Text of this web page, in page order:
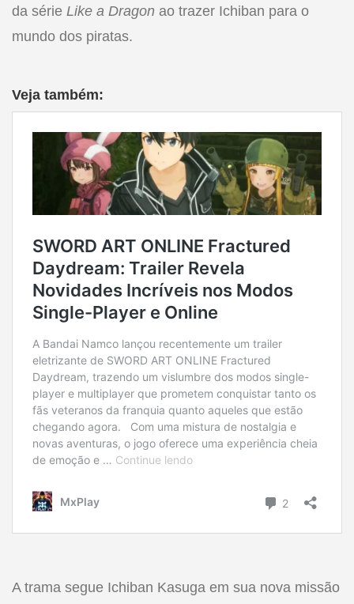
da série Like a Dragon ao trazer Ichiban para o
mundo dos piratas.
Veja também:
A trama segue Ichiban Kasuga em sua nova missão